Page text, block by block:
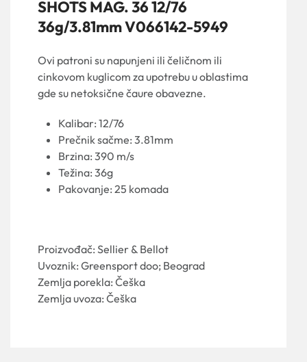
SHOTS MAG. 36 12/76
36g/3.81mm V066142-5949
Ovi patroni su napunjeni ili čeličnom ili
cinkovom kuglicom za upotrebu u oblastima
gde su netoksične čaure obavezne.
Kalibar: 12/76
Prečnik sačme: 3.81mm
Brzina: 390 m/s
Težina: 36g
Pakovanje: 25 komada
Proizvođač: Sellier & Bellot
Uvoznik: Greensport doo; Beograd
Zemlja porekla: Češka
Zemlja uvoza: Češka